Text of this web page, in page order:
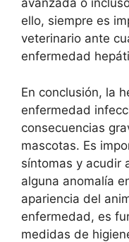
avanzada o
ello, siempre es
veterinario ante
enfermedad
En conclusión, la
enfermedad
consecuencias
mascotas. Es
síntomas y acudir
alguna anomalía
apariencia del
enfermedad, es
medidas de